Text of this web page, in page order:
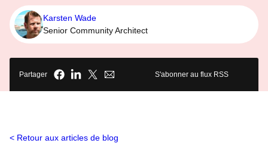
Karsten Wade
Senior Community Architect
Partager S'abonner au flux RSS
Retour aux articles de blog